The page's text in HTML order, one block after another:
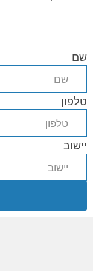
שם
טלפון
יישוב